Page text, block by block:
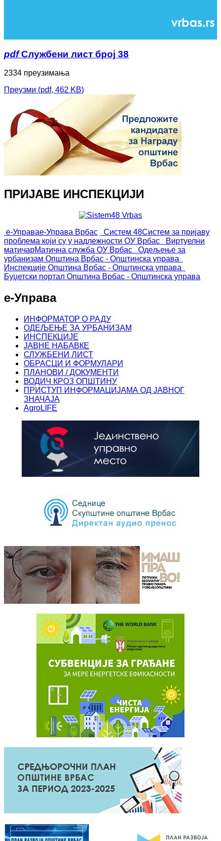
pdf Службени лист број 38
2334 преузимања
Преузми (pdf, 462 KB)
ПРИЈАВЕ ИНСПЕКЦИЈИ
е-Управае-Управа Врбас Систем 48Систем за пријаву
проблема који су у надлежности ОУ Врбас
Виртуелни
матичарМатична служба ОУ Врбас
Одељење за
урбанизам Општина Врбас - Општинска управа
Инспекције Општина Врбас - Општинска управа
Буџетски портал Општина Врбас - Општинска управа
е-Управа
ИНФОРМАТОР О РАДУ
ОДЕЉЕЊЕ ЗА УРБАНИЗАМ
ИНСПЕКЦИЈЕ
ЈАВНЕ НАБАВКЕ
СЛУЖБЕНИ ЛИСТ
ОБРАСЦИ И ФОРМУЛАРИ
ПЛАНОВИ / ДОКУМЕНТИ
ВОДИЧ КРОЗ ОПШТИНУ
ПРИСТУП ИНФОРМАЦИЈАМА ОД ЈАВНОГ
ЗНАЧАЈА
AgroLIFE